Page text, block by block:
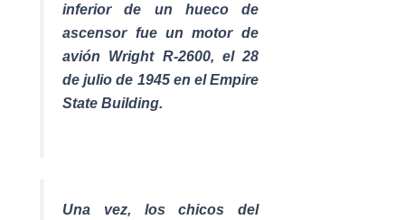
inferior de un hueco de
ascensor fue un motor de
avión Wright R-2600, el 28
de julio de 1945 en el Empire
State Building.
Una vez, los chicos del